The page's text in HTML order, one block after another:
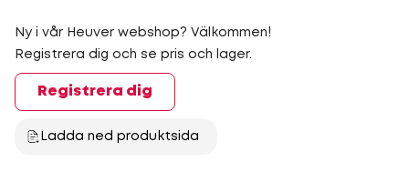
Ny i vår Heuver webshop? Välkommen!
Registrera dig och se pris och lager.
Registrera dig
Ladda ned produktsida